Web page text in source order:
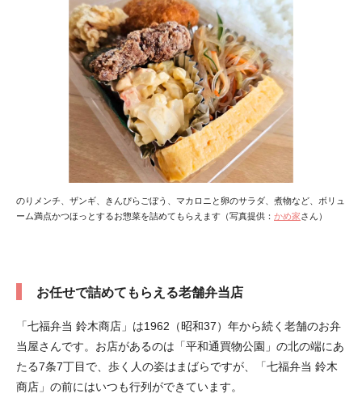
のりメンチ、ザンギ、きんぴらごぼう、マカロニと卵のサラダ、煮物など、ボリュ
ーム満点かつほっとするお惣菜を詰めてもらえます（写真提供： かめ家さん）
お任せで詰めてもらえる老舗弁当店
「七福弁当 鈴木商店」は1962（昭和37）年から続く老舗のお弁
当屋さんです。お店があるのは「平和通買物公園」の北の端にあ
たる7条7丁目で、歩く人の姿はまばらですが、「七福弁当 鈴木
商店」の前にはいつも行列ができています。